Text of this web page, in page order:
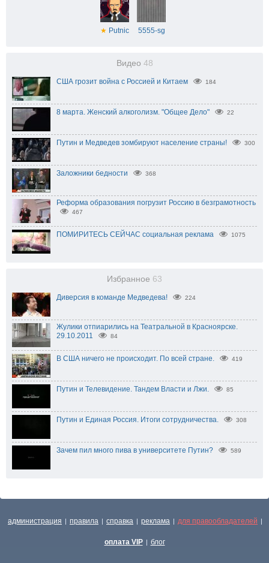
★ Putnic 5555-sg
Видео 48
США грозит война с Россией и Китаем 184
8 марта. Женский алкоголизм. "Общее Дело" 22
Путин и Медведев зомбируют население страны! 300
Заложники бедности 368
Реформа образования погрузит Россию в безграмотность
467
ПОМИРИТЕСЬ СЕЙЧАС социальная реклама 1075
Избранное 63
Диверсия в команде Медведева! 224
Жулики отпиарились на Театральной в Красноярске.
29.10.2011
84
В США ничего не происходит. По всей стране. 419
Путин и Телевидение. Тандем Власти и Лжи. 85
Путин и Единая Россия. Итоги сотрудничества. 308
Зачем пил много пива в университете Путин? 589
администрация | правила | справка | реклама | для правообладателей |
оплата VIP | блог